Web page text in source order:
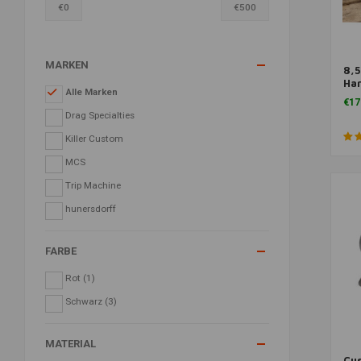
€0 €500
MARKEN
Alle Marken
Drag Specialties
Killer Custom
MCS
Trip Machine
hunersdorff
FARBE
Rot (1)
Schwarz (3)
MATERIAL
XL